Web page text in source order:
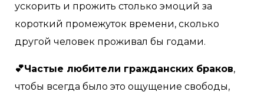
ускорить и прожить столько эмоций за
короткий промежуток времени, сколько
другой человек проживал бы годами.
💕Частые любители гражданских браков,
чтобы всегда было это ощущение свободы,